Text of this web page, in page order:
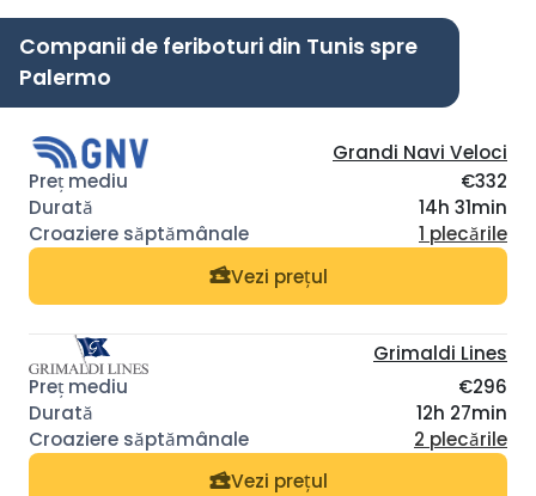
Companii de feriboturi din Tunis spre
Palermo
Grandi Navi Veloci
€332
14h 31min
1 plecările
Vezi prețul
Grimaldi Lines
€296
12h 27min
2 plecările
Vezi prețul